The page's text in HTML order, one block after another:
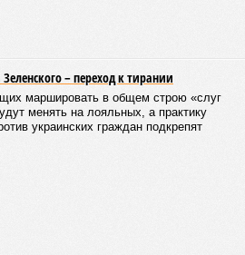
– переход к тирании
маршировать в общем строю «слуг
менять на лояльных, а практику
украинских граждан подкрепят